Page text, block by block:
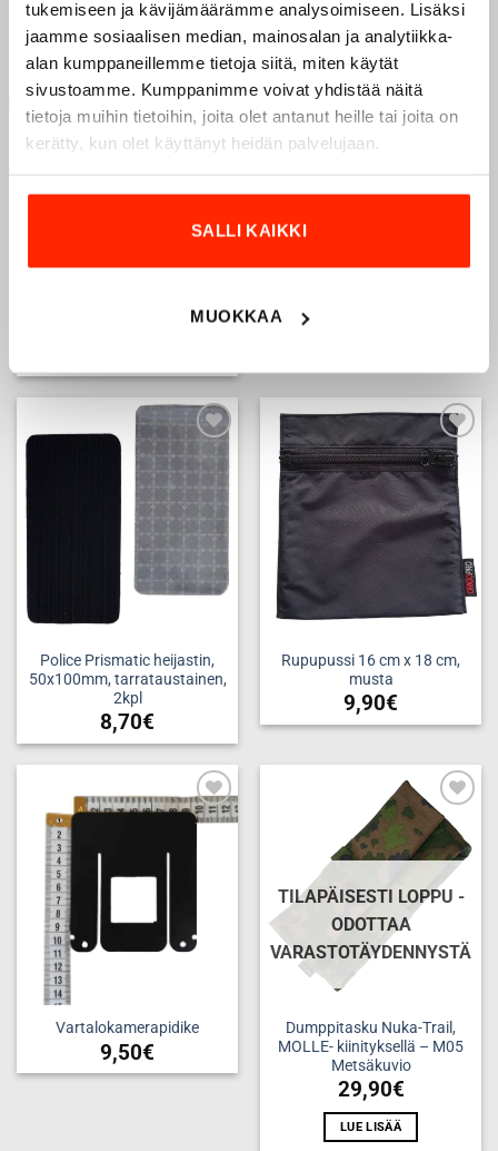
tukemiseen ja kävijämäärämme analysoimiseen. Lisäksi
jaamme sosiaalisen median, mainosalan ja analytiikka-
alan kumppaneillemme tietoja siitä, miten käytät
sivustoamme. Kumppanimme voivat yhdistää näitä
tietoja muihin tietoihin, joita olet antanut heille tai joita on
kerätty, kun olet käyttänyt heidän palvelujaan.
SALLI KAIKKI
MUOKKAA
Add to
wishlist
Pakkauspussi, oranssi
Price
through
14,70€
7,43€
11,03€
Tällä
tuotteella
on
useampi
muunnelma.
Voit
tehdä
valinnat
tuotteen
sivulla.
wishlist
Add to
wishlist
Police Prismatic heijastin,
50x100mm, tarrataustainen,
2kpl
8,70€
Add to
wishlist
Rupupussi 16 cm x 18 cm,
musta
9,90€
Add to
Vartalokamerapidike
9,50€
Add to
wishlist
TILAPÄISESTI LOPPU -
ODOTTAA
VARASTOTÄYDENNYSTÄ
Dumppitasku Nuka-Trail,
MOLLE- kiinityksellä – M05
Metsäkuvio
29,90€
LUE LISÄÄ